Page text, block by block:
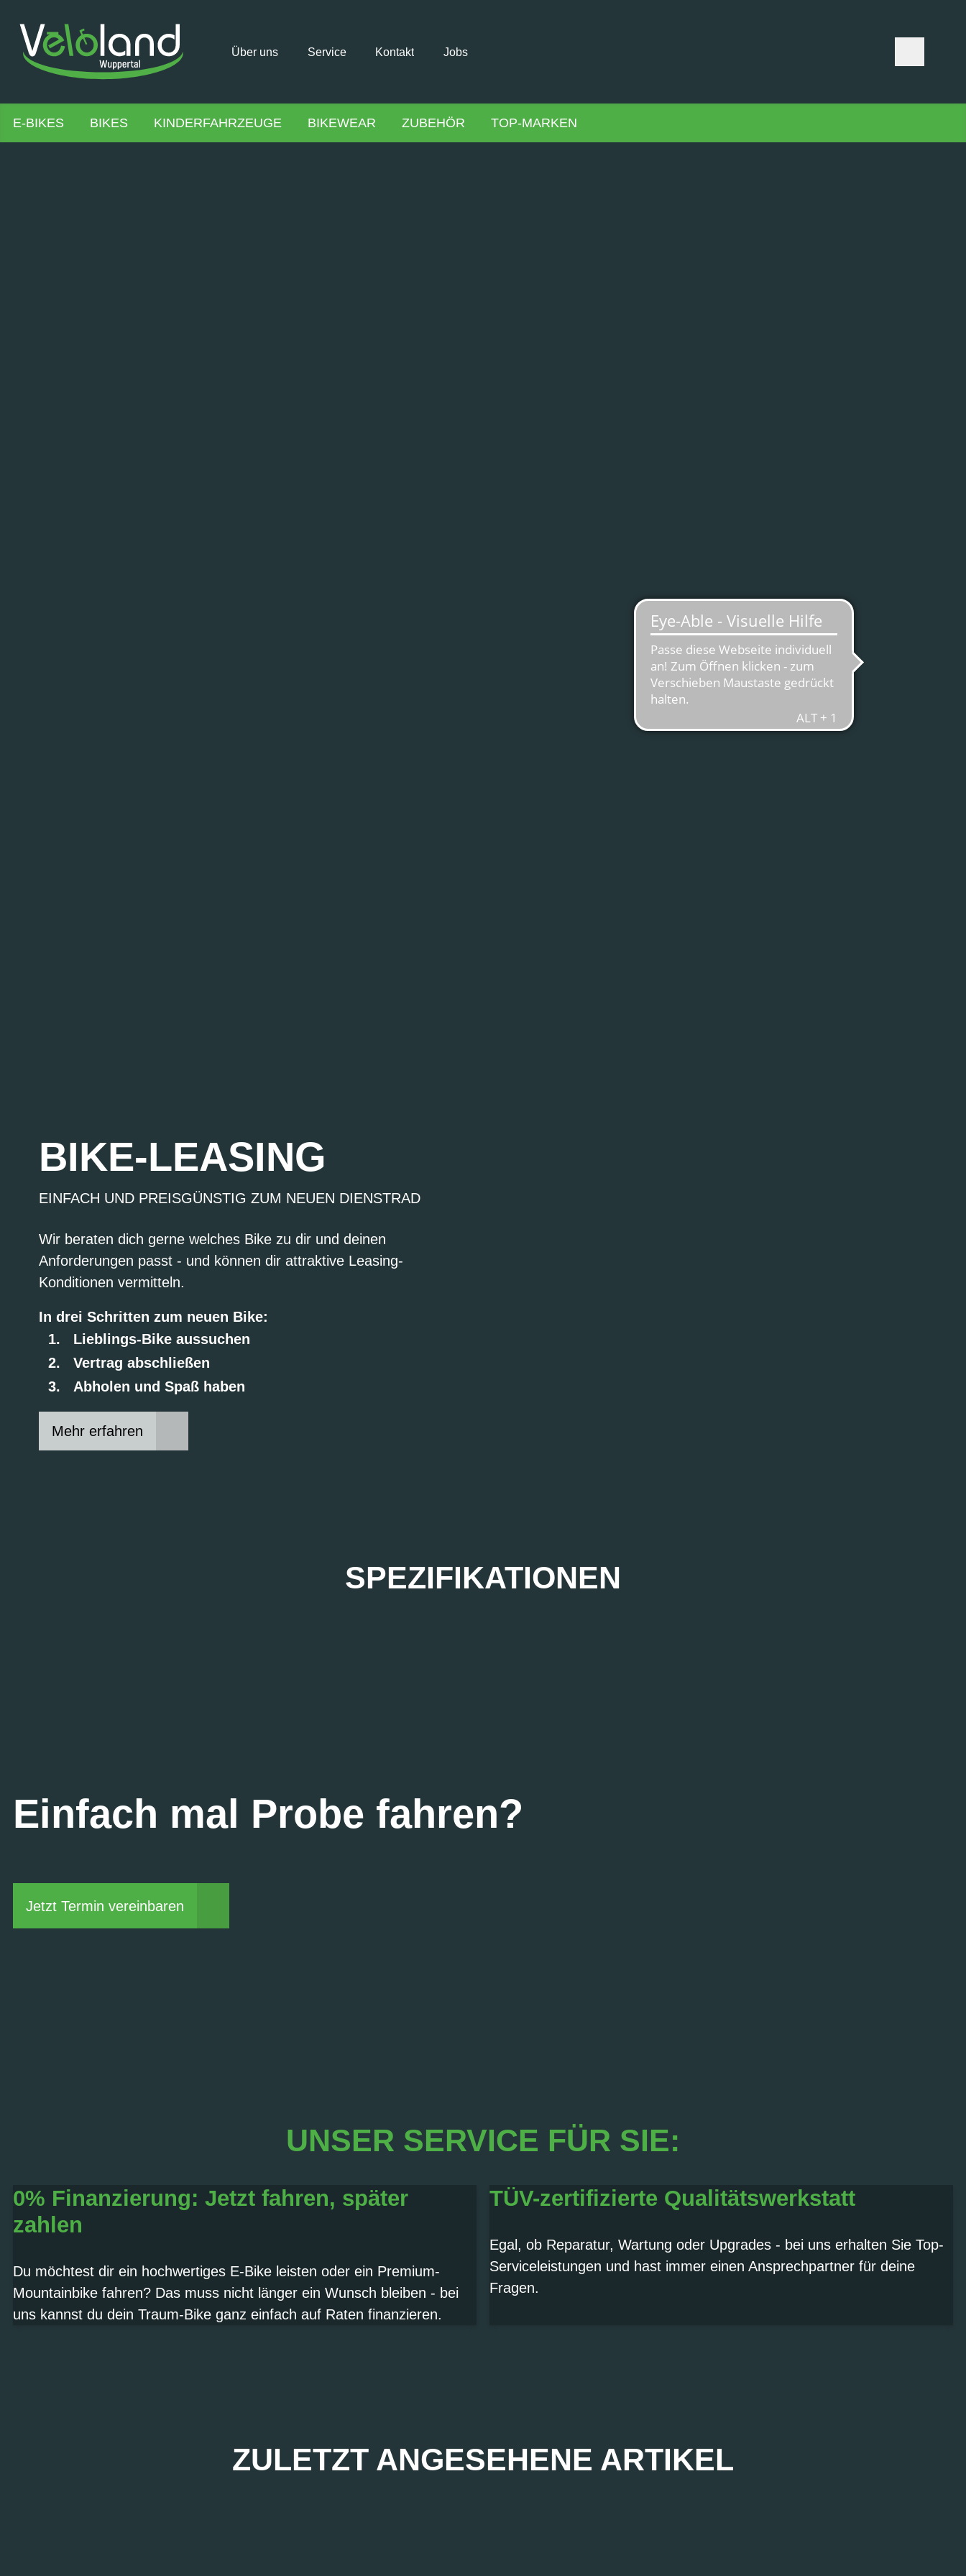
Über uns Service Kontakt Jobs
E-BIKES BIKES KINDERFAHRZEUGE BIKEWEAR ZUBEHÖR TOP-MARKEN
BIKE-LEASING
EINFACH UND PREISGÜNSTIG ZUM NEUEN DIENSTRAD
Wir beraten dich gerne welches Bike zu dir und deinen
Anforderungen passt - und können dir attraktive Leasing-
Konditionen vermitteln.
In drei Schritten zum neuen Bike:
Lieblings-Bike aussuchen
Vertrag abschließen
Abholen und Spaß haben
Mehr erfahren
SPEZIFIKATIONEN
Einfach mal Probe fahren?
Jetzt Termin vereinbaren
UNSER SERVICE FÜR SIE:
0% Finanzierung: Jetzt fahren, später
zahlen
Du möchtest dir ein hochwertiges E-Bike leisten oder ein Premium-
Mountainbike fahren? Das muss nicht länger ein Wunsch bleiben - bei
uns kannst du dein Traum-Bike ganz einfach auf Raten finanzieren.
TÜV-zertifizierte Qualitätswerkstatt
Egal, ob Reparatur, Wartung oder Upgrades - bei uns erhalten Sie Top-
Serviceleistungen und hast immer einen Ansprechpartner für deine
Fragen.
ZULETZT ANGESEHENE ARTIKEL